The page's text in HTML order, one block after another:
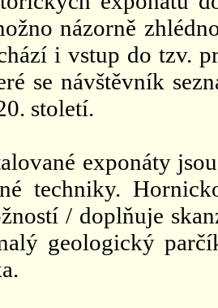
názorně
i vstup do tzv.
se návštěvník
století.
exponáty
techniky.
/ doplňuje
geologický